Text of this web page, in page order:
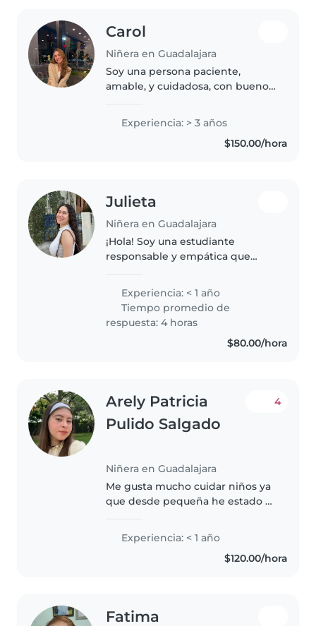
Carol
Niñera en Guadalajara
Soy una persona paciente,
amable, y cuidadosa, con buenos
cuidado de los demás. Mi
experiencia en el cuidado de
infantes y personas mayores me
Experiencia: > 3 años
$150.00/hora
Julieta
Niñera en Guadalajara
¡Hola! Soy una estudiante
responsable y empática que
no tengo experiencia formal,
tengo mucha paciencia y me
encanta leer cuentos y enseñar
idiomas..
Experiencia: < 1 año
Tiempo promedio de
respuesta: 4 horas
$80.00/hora
Arely Patricia
Pulido Salgado
Niñera en Guadalajara
4
Me gusta mucho cuidar niños ya
que desde pequeña he estado a
sobrinos e incluso hijos de
amigos, me considero alguien
con mucha paciencia y amor
Experiencia: < 1 año
$120.00/hora
Fatima